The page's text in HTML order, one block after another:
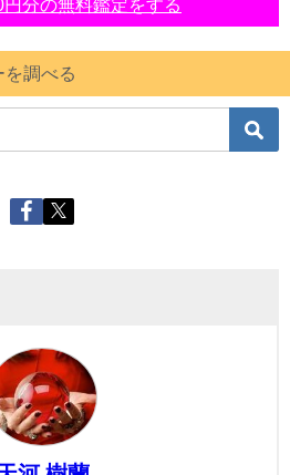
分の無料鑑定をする
調べる